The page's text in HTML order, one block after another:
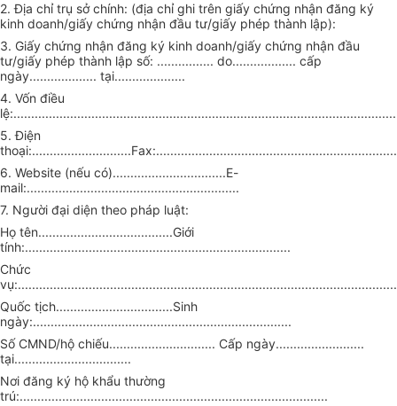
2. Địa chỉ trụ sở chính: (địa chỉ ghi trên giấy chứng nhận đăng ký
kinh doanh/giấy chứng nhận đầu tư/giấy phép thành lập):
3. Giấy chứng nhận đăng ký kinh doanh/giấy chứng nhận đầu
tư/giấy phép thành lập số: ................ do.................. cấp
ngày................... tại....................
4. Vốn điều
5. Điện
6. Website (nếu có)................................E-
mail:............................................................
7. Người đại diện theo pháp luật:
Họ tên......................................Giới
tính:...........................................................................
Chức
Quốc tịch.................................Sinh
ngày:.........................................................................
Số CMND/hộ chiếu.............................. Cấp ngày.........................
tại.................................
Nơi đăng ký hộ khẩu thường
trú:.......................................................................................